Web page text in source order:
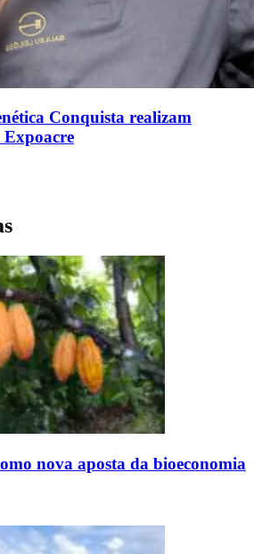
Conquista realizam
nova aposta da bioeconomia